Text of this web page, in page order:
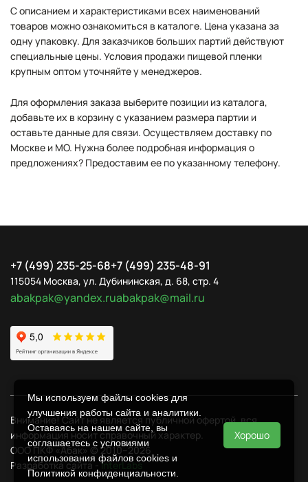
С описанием и характеристиками всех наименований
товаров можно ознакомиться в каталоге. Цена указана за
одну упаковку. Для заказчиков больших партий действуют
специальные цены. Условия продажи пищевой пленки
крупным оптом уточняйте у менеджеров.
Для оформления заказа выберите позиции из каталога,
добавьте их в корзину с указанием размера партии и
оставьте данные для связи. Осуществляем доставку по
Москве и МО. Нужна более подробная информация о
предложениях? Предоставим ее по указанному телефону.
+7 (499) 235-25-68+7 (499) 235-48-91
115054 Москва, ул. Дубининская, д. 68, стр. 4
abakpak@yandex.ruabakpak@mail.ru
Внимание! Сайт не является публичной офертой, вся
информация носит справочный характер.
ООО ПКФ «Абак» © 2010–2026
Разработка сайта -InterLabs
Мы используем файлы cookies для
улучшения работы сайта и аналитики.
Оставаясь на нашем сайте, вы
соглашаетесь с условиями
использования файлов cookies и
Политикой конфиденциальности
Хорошо